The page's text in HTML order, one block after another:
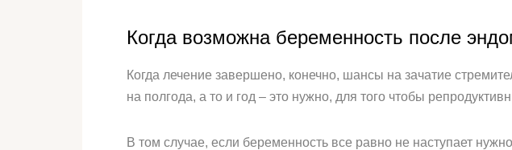
Когда возможна беременность после
Когда лечение завершено, конечно, шансы на зачатие
на полгода, а то и год – это нужно, для того чтобы
В том случае, если беременность все равно не наступает